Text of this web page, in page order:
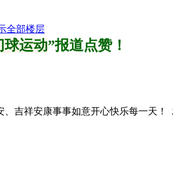
全部楼层
球运动”报道点赞！
吉祥安康事事如意开心快乐每一天！